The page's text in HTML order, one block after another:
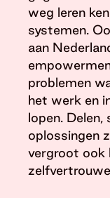
weg leren
systemen.
aan
problemen
het werk en
lopen. Delen,
oplossingen
vergroot ook